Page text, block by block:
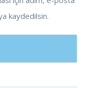
kaydedilsin.